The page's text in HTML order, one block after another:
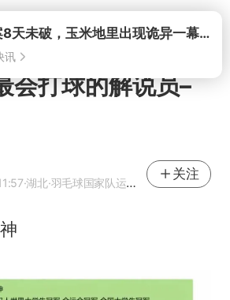
打开
会打球的解说员–
·湖北·羽毛球国家队运动员
关注